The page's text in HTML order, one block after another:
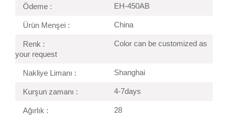
Ödeme : EH-450AB
Ürün Menşei : China
Renk :
Color can be customized as
your request
Nakliye Limanı : Shanghai
Kurşun zamanı : 4-7days
Ağırlık : 28